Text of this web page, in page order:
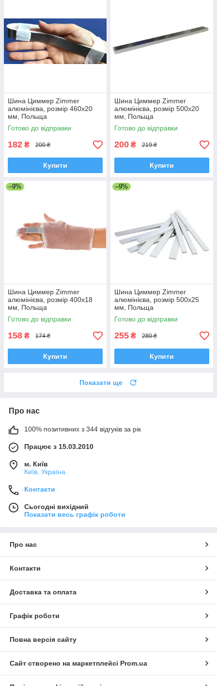
Шина Циммер Zimmer
алюмінієва, розмір 460х20
мм, Польща
Готово до відправки
182 ₴ 200 ₴
Купити
Шина Циммер Zimmer
алюмінієва, розмір 500х20
мм, Польща
Готово до відправки
200 ₴ 219 ₴
Купити
–9%
Шина Циммер Zimmer
алюмінієва, розмір 400х18
мм, Польща
Готово до відправки
158 ₴ 174 ₴
Купити
–9%
Шина Циммер Zimmer
алюмінієва, розмір 500х25
мм, Польща
Готово до відправки
255 ₴ 280 ₴
Купити
Показати ще
Про нас
100% позитивних з 344 відгуків за рік
Працює з 15.03.2010
м. Київ
Київ, Україна
Контакти
Сьогодні вихідний
Показати весь графік роботи
Про нас
Контакти
Доставка та оплата
Графік роботи
Повна версія сайту
Сайт створено на маркетплейсі Prom.ua